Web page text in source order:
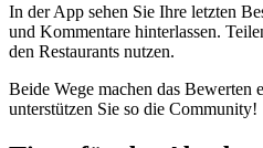
In der App sehen Sie Ihre letzten
und Kommentare hinterlassen.
den Restaurants nutzen.
Beide Wege machen das Bewerten
unterstützen Sie so die Community!